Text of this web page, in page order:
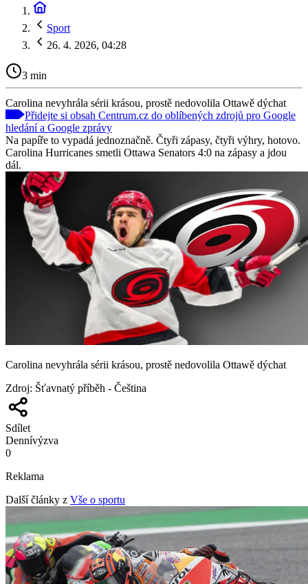
Sport
26. 4. 2026, 04:28
3 min
Carolina nevyhrála sérii krásou, prostě nedovolila Ottawě dýchat
Přidejte si obsah Centrum.cz do oblíbených zdrojů pro Google
hledání a Google zprávy
Na papíře to vypadá jednoznačně. Čtyři zápasy, čtyři výhry, hotovo.
Carolina Hurricanes smetli Ottawa Senators 4:0 na zápasy a jdou
dál.
Carolina nevyhrála sérii krásou, prostě nedovolila Ottawě dýchat
Zdroj: Šťavnatý příběh - Čeština
Sdílet
Dennívýzva
0
Reklama
Další články z Vše o sportu